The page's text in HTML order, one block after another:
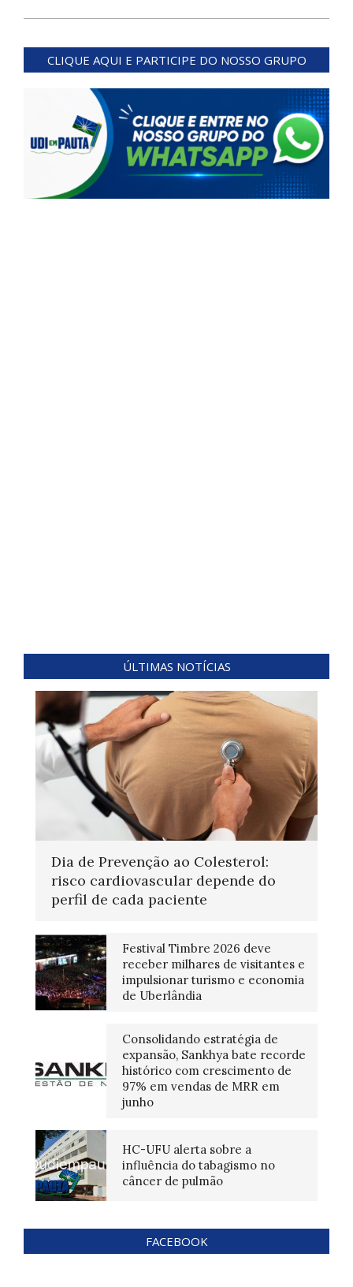
06-
CLIQUE AQUI E PARTICIPE DO NOSSO GRUPO
ÚLTIMAS NOTÍCIAS
Dia de Prevenção ao Colesterol:
risco cardiovascular depende do
perfil de cada paciente
Festival Timbre 2026 deve
receber milhares de visitantes e
impulsionar turismo e economia
de Uberlândia
Consolidando estratégia de
expansão, Sankhya bate recorde
histórico com crescimento de
97% em vendas de MRR em
junho
HC-UFU alerta sobre a
influência do tabagismo no
câncer de pulmão
FACEBOOK